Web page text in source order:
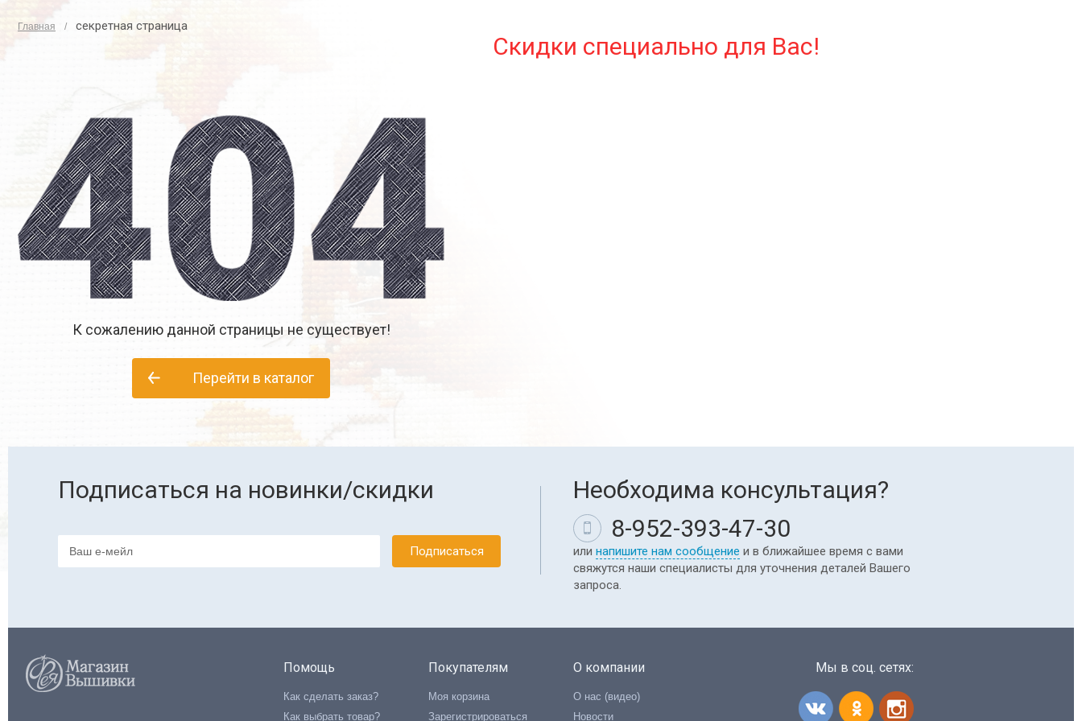
Главная секретная страница
К сожалению данной страницы не существует!
Перейти в каталог
Скидки специально для Вас!
Подписаться на новинки/скидки
Необходима консультация?
8-952-393-47-30
или напишите нам сообщение и в ближайшее время с вами
свяжутся наши специалисты для уточнения деталей Вашего
запроса.
Помощь
Как сделать заказ?
Как выбрать товар?
Покупателям
Моя корзина
Зарегистрироваться
О компании
О нас (видео)
Новости
Мы в соц. сетях: